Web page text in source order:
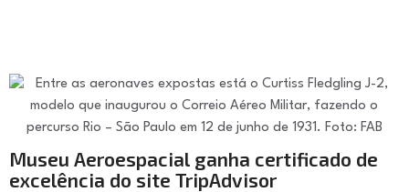
Museu Aeroespacial ganha certificado de
excelência do site TripAdvisor